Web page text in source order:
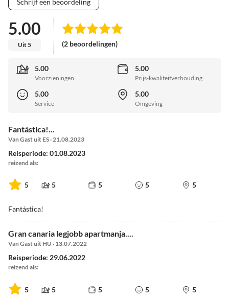
Schrijf een beoordeling
5.00
Uit 5 (2 beoordelingen)
5.00
Voorzieningen
5.00
Prijs-kwaliteitverhouding
5.00
Service
5.00
Omgeving
Fantástica!...
Van Gast uit ES · 21.08.2023
Reisperiode: 01.08.2023
reizend als:
5 5 5 5 5
Fantástica!
Gran canaria legjobb apartmanja....
Van Gast uit HU · 13.07.2022
Reisperiode: 29.06.2022
reizend als:
5 5 5 5 5